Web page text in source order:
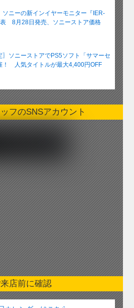
ソニーの新インイヤーモニター『IER-
8月28日発売、ソニーストア価格
〗ソニーストアでPS5ソフト「サマーセ
！ 人気タイトルが最大4,400円OFF
フのSNSアカウント
店前に確認